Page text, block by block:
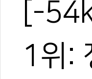
[-
1위: